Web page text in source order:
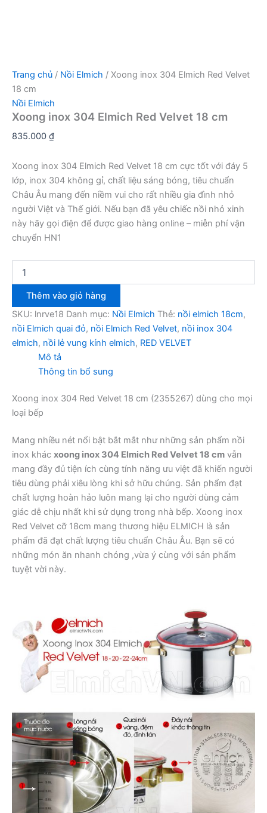
Trang chủ / Nồi Elmich / Xoong inox 304 Elmich Red Velvet
18 cm
Nồi Elmich
Xoong inox 304 Elmich Red Velvet 18 cm
835.000 ₫
Xoong inox 304 Elmich Red Velvet 18 cm cực tốt với đáy 5
lớp, inox 304 không gỉ, chất liệu sáng bóng, tiêu chuẩn
Châu Âu mang đến niềm vui cho rất nhiều gia đình nhỏ
người Việt và Thế giới. Nếu bạn đã yêu chiếc nồi nhỏ xinh
này hãy gọi điện để được giao hàng online – miễn phí vận
chuyển HN1
inox
Elmich
Red
Velvet
18
cm
Thêm vào giỏ hàng
SKU: lnrve18 Danh mục: Nồi Elmich Thẻ: nồi elmich 18cm,
nồi Elmich quai đỏ, nồi Elmich Red Velvet, nồi inox 304
elmich, nồi lẻ vung kính elmich, RED VELVET
Mô tả
Thông tin bổ sung
Xoong inox 304 Red Velvet 18 cm (2355267) dùng cho mọi
loại bếp
Mang nhiều nét nổi bật bắt mắt như những sản phẩm nồi
inox khác xoong inox 304 Elmich Red Velvet 18 cm vẫn
mang đầy đủ tiện ích cùng tính năng ưu việt đã khiến người
tiêu dùng phải xiêu lòng khi sở hữu chúng. Sản phẩm đạt
chất lượng hoàn hảo luôn mang lại cho người dùng cảm
giác dễ chịu nhất khi sử dụng trong nhà bếp. Xoong inox
Red Velvet cỡ 18cm mang thương hiệu ELMICH là sản
phẩm đã đạt chất lượng tiêu chuẩn Châu Âu. Bạn sẽ có
những món ăn nhanh chóng ,vừa ý cùng với sản phẩm
tuyệt vời này.